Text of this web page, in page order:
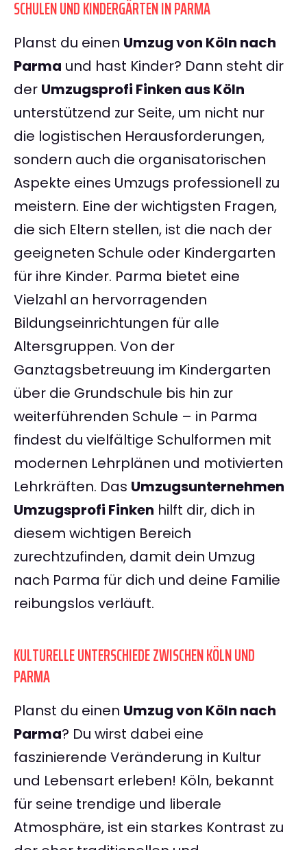
SCHULEN UND KINDERGÄRTEN IN PARMA
Planst du einen Umzug von Köln nach
Parma und hast Kinder? Dann steht dir
der Umzugsprofi Finken aus Köln
unterstützend zur Seite, um nicht nur
die logistischen Herausforderungen,
sondern auch die organisatorischen
Aspekte eines Umzugs professionell zu
meistern. Eine der wichtigsten Fragen,
die sich Eltern stellen, ist die nach der
geeigneten Schule oder Kindergarten
für ihre Kinder. Parma bietet eine
Vielzahl an hervorragenden
Bildungseinrichtungen für alle
Altersgruppen. Von der
Ganztagsbetreuung im Kindergarten
über die Grundschule bis hin zur
weiterführenden Schule – in Parma
findest du vielfältige Schulformen mit
modernen Lehrplänen und motivierten
Lehrkräften. Das Umzugsunternehmen
Umzugsprofi Finken hilft dir, dich in
diesem wichtigen Bereich
zurechtzufinden, damit dein Umzug
nach Parma für dich und deine Familie
reibungslos verläuft.
KULTURELLE UNTERSCHIEDE ZWISCHEN KÖLN UND
PARMA
Planst du einen Umzug von Köln nach
Parma? Du wirst dabei eine
faszinierende Veränderung in Kultur
und Lebensart erleben! Köln, bekannt
für seine trendige und liberale
Atmosphäre, ist ein starkes Kontrast zu